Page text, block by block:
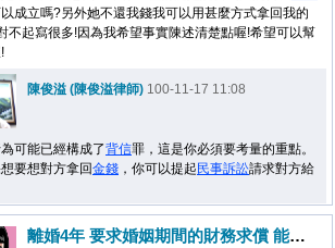
成立嗎?另外她不還我錢我可以用甚麼方式拿回我的
不起寫很多!因為我希望事實陳述清楚點喔!希望可以幫
陳俊溢 (陳俊溢律師) 100-11-17 11:08
可能已經構成了背信罪，這是你必須要考量的重點。
要想對方拿回金錢 ，你可以提起 民事訴訟請求對方給
離婚4年 要求婚姻期間的財務求償 能嗎?如何做?